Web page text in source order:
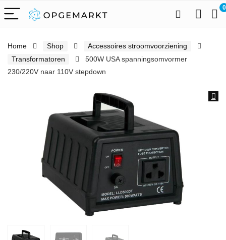
0
Home Shop
Accessoires stroomvoorziening
Transformatoren
500W USA spanningsomvormer
230/220V naar 110V stepdown